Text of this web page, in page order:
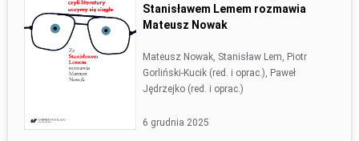
Stanisławem Lemem rozmawia
Mateusz Nowak
Mateusz Nowak, Stanisław Lem, Piotr
Gorliński-Kucik (red. i oprac.), Paweł
Jędrzejko (red. i oprac.)
6 grudnia 2025